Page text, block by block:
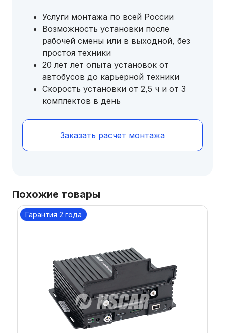
Услуги монтажа по всей России
Возможность установки после
рабочей смены или в выходной, без
простоя техники
20 лет лет опыта установок от
автобусов до карьерной техники
Скорость установки от 2,5 ч и от 3
комплектов в день
Заказать расчет монтажа
Похожие товары
Гарантия 2 года